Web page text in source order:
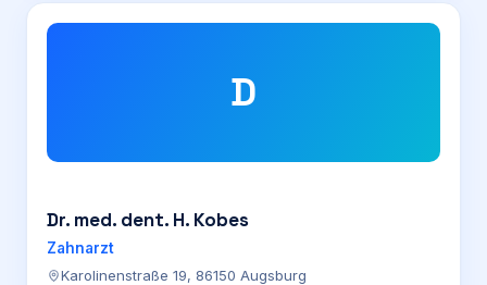
D
Dr. med. dent. H. Kobes
Zahnarzt
Karolinenstraße 19, 86150 Augsburg